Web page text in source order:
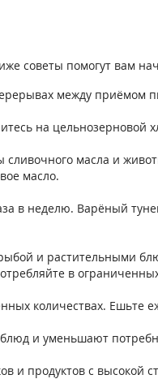
советы помогут вам
между приёмом
на цельнозерновой
масла и
масло.
в неделю. Варёный
и растительными
в
количествах. Ешьте
и уменьшают
и продуктов с